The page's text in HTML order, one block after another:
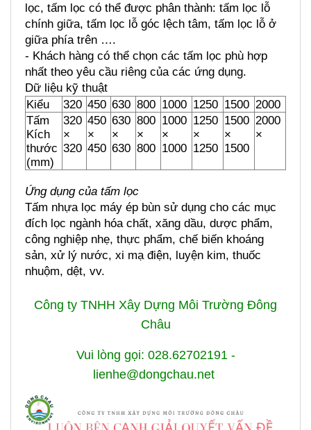
lọc, tấm lọc có thể được phân thành: tấm lọc lỗ
chính giữa, tấm lọc lỗ góc lệch tâm, tấm lọc lỗ ở
giữa phía trên ….
- Khách hàng có thể chọn các tấm lọc phù hợp
nhất theo yêu cầu riêng của các ứng dụng.
Dữ liệu kỹ thuật
Kiểu
320 450 630 800 1000 1250 1500 2000
Tấm
Kích
thước
(mm)
320
×
320
450
×
450
630
×
630
800
×
800
1000
×
1000
1250
×
1250
1500
×
1500
2000
×
Ứng dụng của tấm lọc
Tấm nhựa lọc máy ép bùn sử dụng cho các mục
đích lọc ngành hóa chất, xăng dầu, dược phẩm,
công nghiệp nhẹ, thực phẩm, chế biến khoáng
sản, xử lý nước, xi mạ điện, luyện kim, thuốc
nhuộm, dệt, vv.
Công ty TNHH Xây Dựng Môi Trường Đông
Châu
Vui lòng gọi: 028.62702191 -
lienhe@dongchau.net